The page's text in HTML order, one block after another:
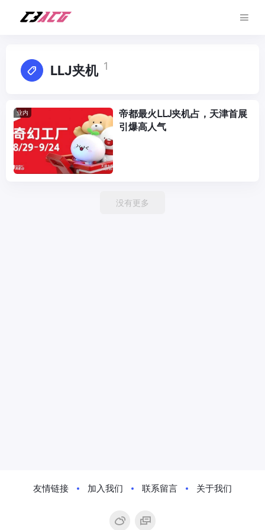
LLJ夹机 1
业内
帝都最火LLJ夹机占，天津首展
引爆高人气
没有更多
友情链接 加入我们 联系留言 关于我们